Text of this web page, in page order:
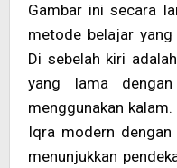
Gambar ini secara
metode belajar
Di sebelah kiri
yang lama
menggunakan
Iqra modern
menunjukkan